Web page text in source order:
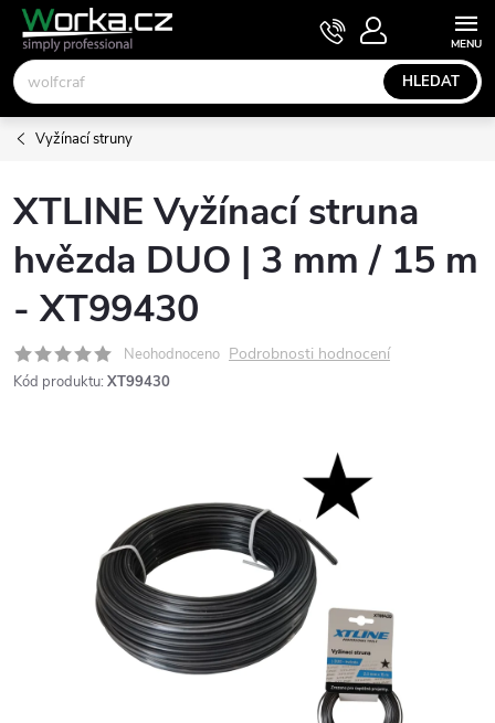
Přejít
obsah
HLEDAT
NÁKUPNÍ
KOŠÍK
Vyžínací struny
XTLINE Vyžínací struna
hvězda DUO | 3 mm / 15 m
- XT99430
Neohodnoceno Podrobnosti hodnocení
Kód produktu: XT99430